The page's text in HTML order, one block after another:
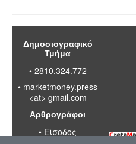
Δημοσιογραφικό
Τμήμα
• 2810.324.772
• marketmoney.press
<at> gmail.com
Αρθρογράφοι
• Είσοδος